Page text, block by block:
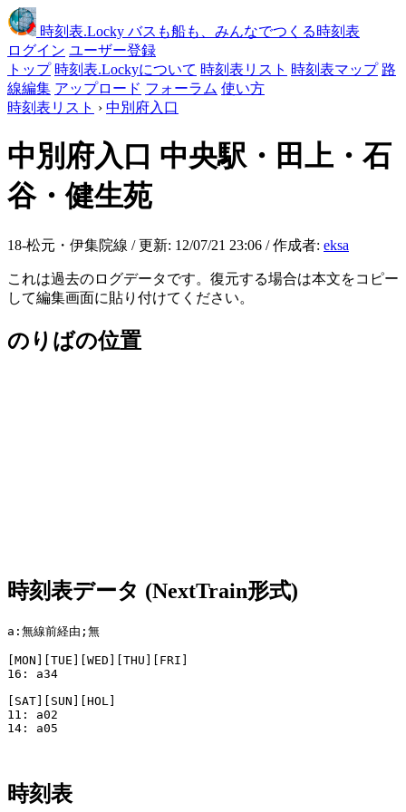
時刻表.Locky バスも船も、みんなでつくる時刻表
ログイン ユーザー登録
トップ 時刻表.Lockyについて 時刻表リスト 時刻表マップ 路
線編集 アップロード フォーラム 使い方
時刻表リスト › 中別府入口
中別府入口 中央駅・田上・石
谷・健生苑
18-松元・伊集院線 / 更新: 12/07/21 23:06 / 作成者: eksa
これは過去のログデータです。復元する場合は本文をコピー
して編集画面に貼り付けてください。
のりばの位置
時刻表データ (NextTrain形式)
a:無線前経由;無
[MON][TUE][WED][THU][FRI]
16: a34
[SAT][SUN][HOL]
11: a02
14: a05
時刻表